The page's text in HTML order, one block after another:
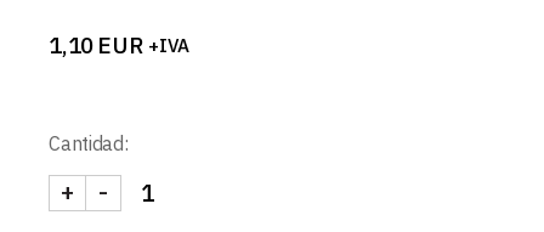
1,10 EUR +IVA
Cantidad:
GRAPA SUJECION PARA TUBO SILICONA
-
+